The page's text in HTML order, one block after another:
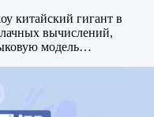
китайский гигант в
вычислений,
модель…